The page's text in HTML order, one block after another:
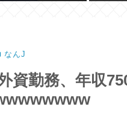
なんJ
資勤務、年収